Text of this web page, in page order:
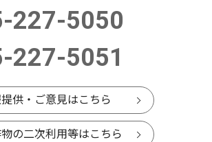
227-5050
227-5051
供・ご意見はこちら
の二次利用等はこちら